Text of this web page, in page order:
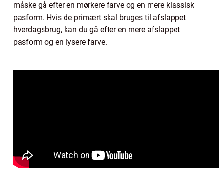
måske gå efter en mørkere farve og en mere klassisk
pasform. Hvis de primært skal bruges til afslappet
hverdagsbrug, kan du gå efter en mere afslappet
pasform og en lysere farve.